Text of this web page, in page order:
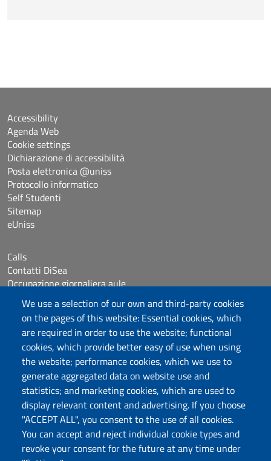
We use a selection of our own and third-party cookies
on the pages of this website: Essential cookies, which
are required in order to use the website; functional
cookies, which provide better easy of use when using
the website; performance cookies, which we use to
generate aggregated data on website use and
statistics; and marketing cookies, which are used to
display relevant content and advertising. If you choose
"ACCEPT ALL", you consent to the use of all cookies.
You can accept and reject individual cookie types and
revoke your consent for the future at any time under
Università degli Studi di Sassari
Dipartimento di Scienze Economiche e Aziendali
Via Muroni 25, 07100 Sassari
Tel: +39 079 213001
Fax: +39 079 213002
E-mail: disea@uniss.it
Accessibility
Agenda Web
Cookie settings
Dichiarazione di accessibilità
Posta elettronica @uniss
Protocollo informatico
Self Studenti
Sitemap
eUniss
Calls
Contatti DiSea
Occupazione giornaliera aule
Prenotazione Sala riunioni
Follow us